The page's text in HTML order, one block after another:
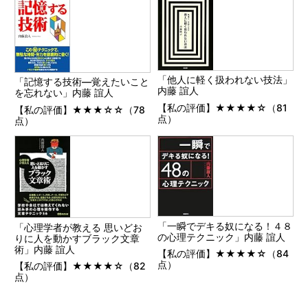
「記憶する技術―覚えたいこと
を忘れない」内藤 誼人
【私の評価】★★★☆☆（78
点）
「他人に軽く扱われない技法」
内藤 誼人
【私の評価】★★★★☆（81
点）
「心理学者が教える 思いどお
りに人を動かすブラック文章
術」内藤 誼人
【私の評価】★★★★☆（82
点）
「一瞬でデキる奴になる！４８
の心理テクニック」内藤 誼人
【私の評価】★★★★☆（84
点）